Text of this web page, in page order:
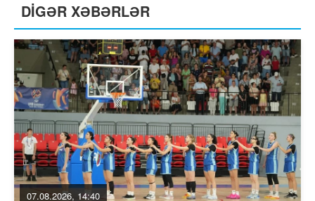
DİGƏR XƏBƏRLƏR
07.08.2026, 14:40